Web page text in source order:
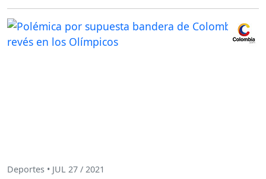
Deportes • JUL 27 / 2021